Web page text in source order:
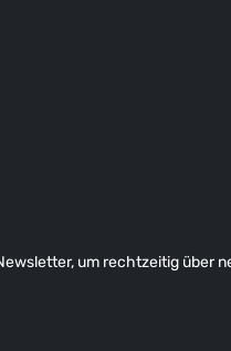
um rechtzeitig über